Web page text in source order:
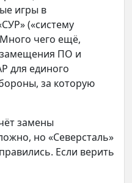
игры в
(«систему
чего ещё,
ПО и
для единого
за которую
замены
но «Северсталь»
Если верить